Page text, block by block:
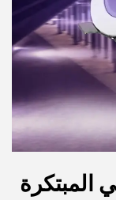
المبتكرة